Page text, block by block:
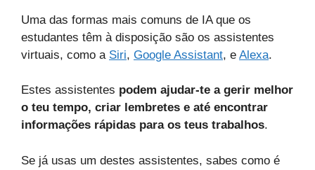
Uma das formas mais comuns de IA que os
estudantes têm à disposição são os assistentes
virtuais, como a Siri, Google Assistant, e Alexa.
Estes assistentes podem ajudar-te a gerir melhor
o teu tempo, criar lembretes e até encontrar
informações rápidas para os teus trabalhos.
Se já usas um destes assistentes, sabes como é